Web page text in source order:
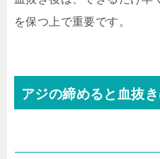
を保つ上で重要です。
アジの締めると血抜